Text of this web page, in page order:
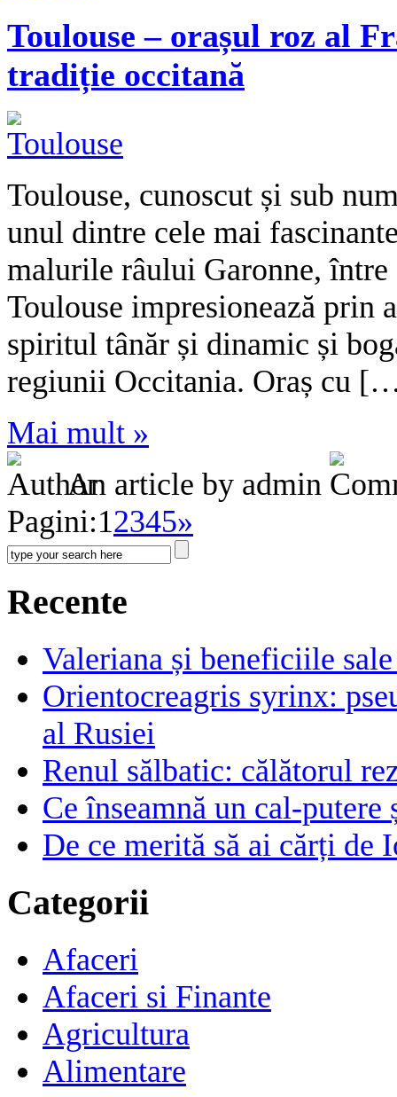
Toulouse – orașul roz al
tradiție occitană
Toulouse, cunoscut și sub
unul dintre cele mai
malurile râului Garonne,
Toulouse impresionează prin
spiritul tânăr și dinamic și
regiunii Occitania. Oraș cu
Mai mult »
An article by admin
Pagini:12345»
Recente
Valeriana și beneficiile
Orientocreagris syrinx:
al Rusiei
Renul sălbatic: călătorul
Ce înseamnă un cal-putere
De ce merită să ai cărți de
Categorii
Afaceri
Afaceri si Finante
Agricultura
Alimentare